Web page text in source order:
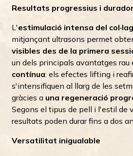
Resultats progressius i
L'estimulació intensa del
mitjançant ultrasons permet
visibles des de la primera
un dels principals avantatges rau
contínua: els efectes lifting i
s'intensifiquen al llarg de les
gràcies a una regeneració
Segons el tipus de pell i l'estil de
resultats poden durar fins a dos
Versatilitat inigualable